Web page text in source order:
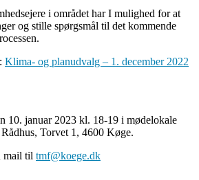
i området har I mulighed for at
og stille spørgsmål til det kommende
Klima- og planudvalg – 1. december 2022
10. januar 2023 kl. 18-19 i mødelokale
Torvet 1, 4600 Køge.
mail til tmf@koege.dk